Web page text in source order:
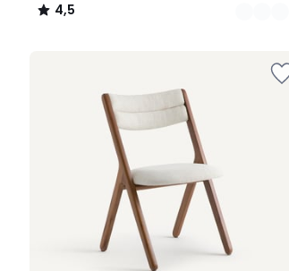
4,5
/